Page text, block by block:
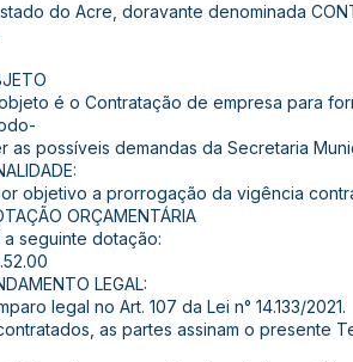
do Acre, doravante denominada
é o Contratação de empresa para
as possíveis demandas da Secretaria
objetivo a prorrogação da vigência
ORÇAMENTÁRIA
seguinte dotação:
LEGAL:
legal no Art. 107 da Lei n° 14.133/2021.
as partes assinam o presente